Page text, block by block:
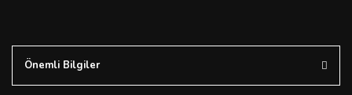
Önemli Bilgiler